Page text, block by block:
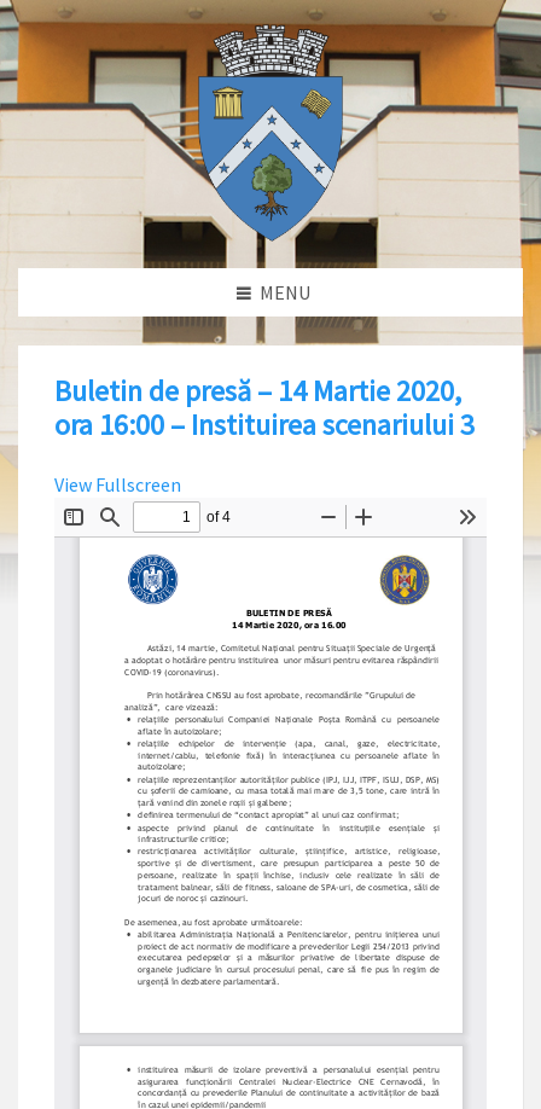
MENU
Buletin de presă – 14 Martie 2020,
ora 16:00 – Instituirea scenariului 3
View Fullscreen